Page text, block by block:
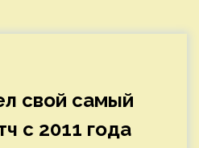
свой самый
с 2011 года